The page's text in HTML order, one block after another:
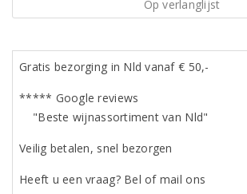
Op verlanglijst
Gratis bezorging in Nld vanaf € 50,-
***** Google reviews
"Beste wijnassortiment van Nld"
Veilig betalen, snel bezorgen
Heeft u een vraag? Bel of mail ons